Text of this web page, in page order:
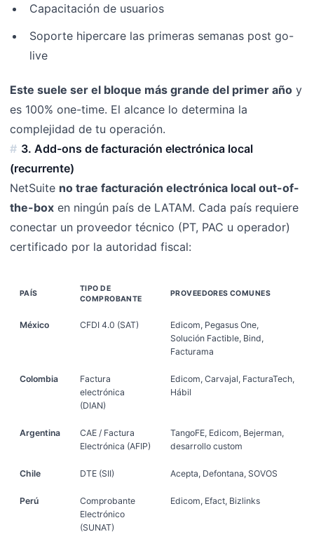
Capacitación de usuarios
Soporte hipercare las primeras semanas post go-
live
Este suele ser el bloque más grande del primer año y
es 100% one-time. El alcance lo determina la
complejidad de tu operación.
3. Add-ons de facturación electrónica local
(recurrente)
NetSuite no trae facturación electrónica local out-of-
the-box en ningún país de LATAM. Cada país requiere
conectar un proveedor técnico (PT, PAC u operador)
certificado por la autoridad fiscal:
PAÍS
TIPO DE
COMPROBANTE
PROVEEDORES COMUNES
México CFDI 4.0 (SAT)
Edicom, Pegasus One,
Solución Factible, Bind,
Facturama
Colombia
Factura
electrónica
(DIAN)
Edicom, Carvajal, FacturaTech,
Hábil
Argentina
CAE / Factura
Electrónica (AFIP)
TangoFE, Edicom, Bejerman,
desarrollo custom
Chile DTE (SII) Acepta, Defontana, SOVOS
Perú
Comprobante
Electrónico
(SUNAT)
Edicom, Efact, Bizlinks